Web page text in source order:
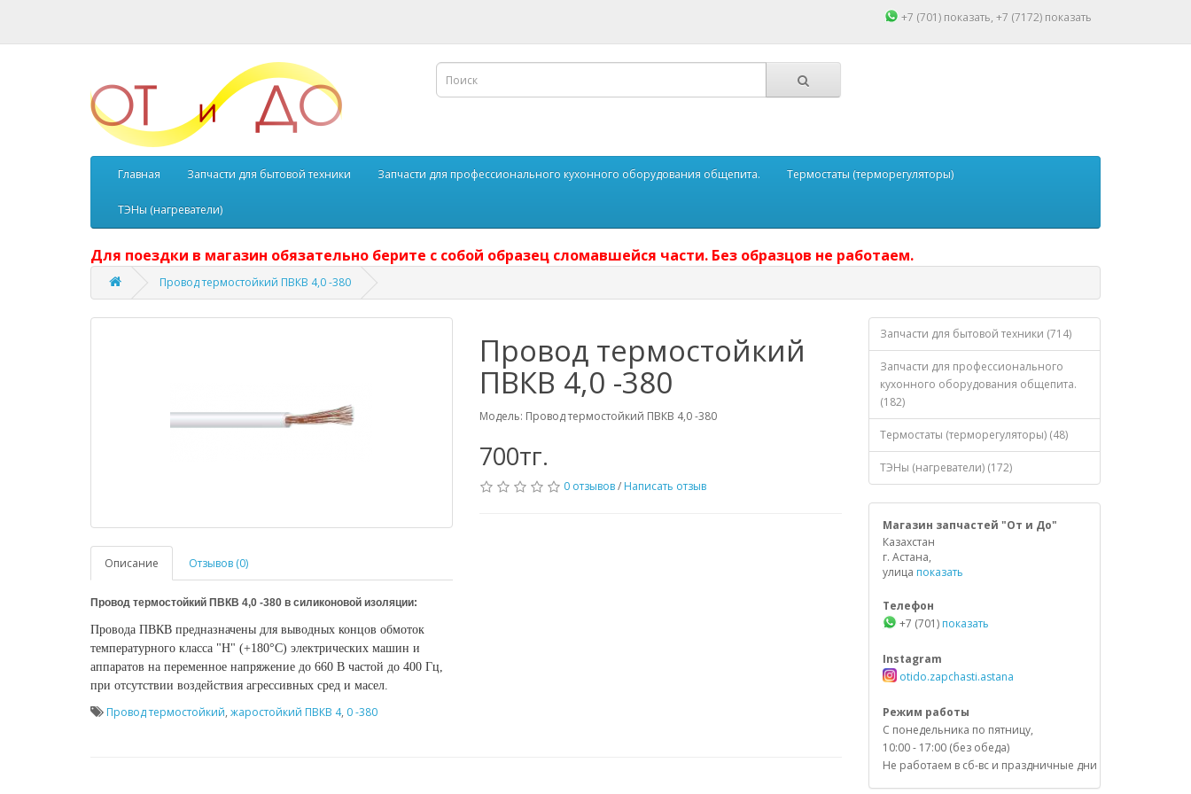
+7 (701) показать, +7 (7172) показать
Главная Запчасти для бытовой техники Запчасти для профессионального кухонного оборудования общепита. Термостаты (терморегуляторы)
ТЭНы (нагреватели)
Для поездки в магазин обязательно берите с собой образец сломавшейся части. Без образцов не работаем.
Провод термостойкий ПВКВ 4,0 -380
Описание Отзывов (0)
Провод термостойкий ПВКВ 4,0 -380 в силиконовой изоляции:
Провода ПВКВ предназначены для выводных концов обмоток
температурного класса "Н" (+180°С) электрических машин и
аппаратов на переменное напряжение до 660 В частой до 400 Гц,
при отсутствии воздействия агрессивных сред и масел.
Провод термостойкий
ПВКВ 4,0 -380
Модель: Провод термостойкий ПВКВ 4,0 -380
700тг.
0 отзывов/ Написать отзыв
Провод термостойкий, жаростойкий ПВКВ 4, 0 -380
Запчасти для бытовой техники (714)
Запчасти для профессионального
кухонного оборудования общепита.
(182)
Термостаты (терморегуляторы) (48)
ТЭНы (нагреватели) (172)
Магазин запчастей "От и До"
Казахстан
г. Астана,
улица показать
Телефон
+7 (701) показать
Instagram
otido.zapchasti.astana
Режим работы
С понедельника по пятницу,
10:00 - 17:00 (без обеда)
Не работаем в сб-вс и праздничные дни